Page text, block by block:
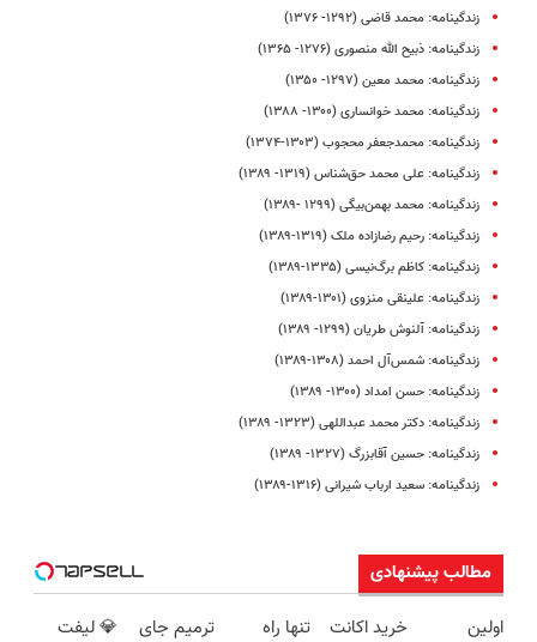
زندگینامه: محمد قاضی (۱۲۹۲- ۱۳۷۶)
زندگینامه: ذبیح الله منصوری (۱۲۷۶- ۱۳۶۵)
زندگینامه: محمد معین (۱۲۹۷- ۱۳۵۰)
زندگینامه‌: محمد خوانساری (۱۳۰۰- ۱۳۸۸)
زندگینامه‌: محمدجعفر محجوب (۱۳۰۳-۱۳۷۴)
زندگینامه: علی‌ محمد حق‌شناس (۱۳۱۹- ۱۳۸۹)
زندگینامه: محمد بهمن‌بیگی (۱۲۹۹ -۱۳۸۹)
زندگینامه: رحیم رضازاده ملک (۱۳۱۹-۱۳۸۹)
زندگینامه‌: کاظم برگ‌نیسی (۱۳۳۵-۱۳۸۹)
زندگینامه: علینقی منزوی (۱۳۰۱-۱۳۸۹)
زندگینامه: آلنوش طریان (۱۲۹۹- ۱۳۸۹)
زندگینامه: شمس‌آل احمد (۱۳۰۸-۱۳۸۹)
زندگینامه: حسن امداد (۱۳۰۰- ۱۳۸۹)
زندگینامه: دکتر محمد عبداللهی (۱۳۲۳- ۱۳۸۹)
زندگینامه: حسین آقابزرگ (۱۳۲۷- ۱۳۸۹)
زندگینامه: سعید ارباب شیرانی (۱۳۱۶-۱۳۸۹)
مطالب پیشنهادی
اولین
خرید اکانت
تنها راه
ترمیم جای
💎 لیفت